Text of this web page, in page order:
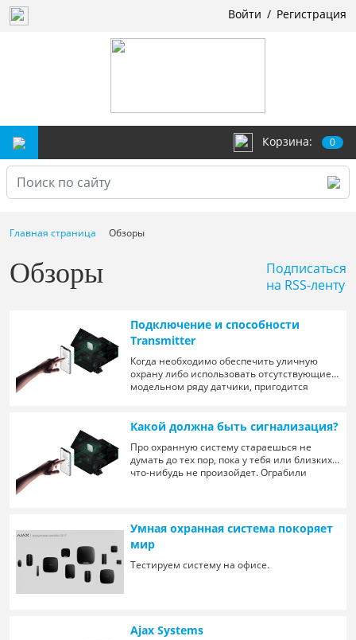
Войти / Регистрация
Корзина: 0
Главная страница Обзоры
Обзоры
Подписаться
на RSS-ленту
Подключение и способности
Transmitter
Когда необходимо обеспечить уличную
охрану либо использовать отсутствующие в
модельном ряду датчики, пригодится
Какой должна быть сигнализация?
Про охранную систему стараешься не
думать до тех пор, пока у тебя или близких
что-нибудь не произойдет. Ограбили
разобраться, а самостоятельная установка
является настоящим подвигом для
большинства простых пользователей.
Умная охранная система покоряет
мир
Тестируем систему на офисе.
Ajax Systems